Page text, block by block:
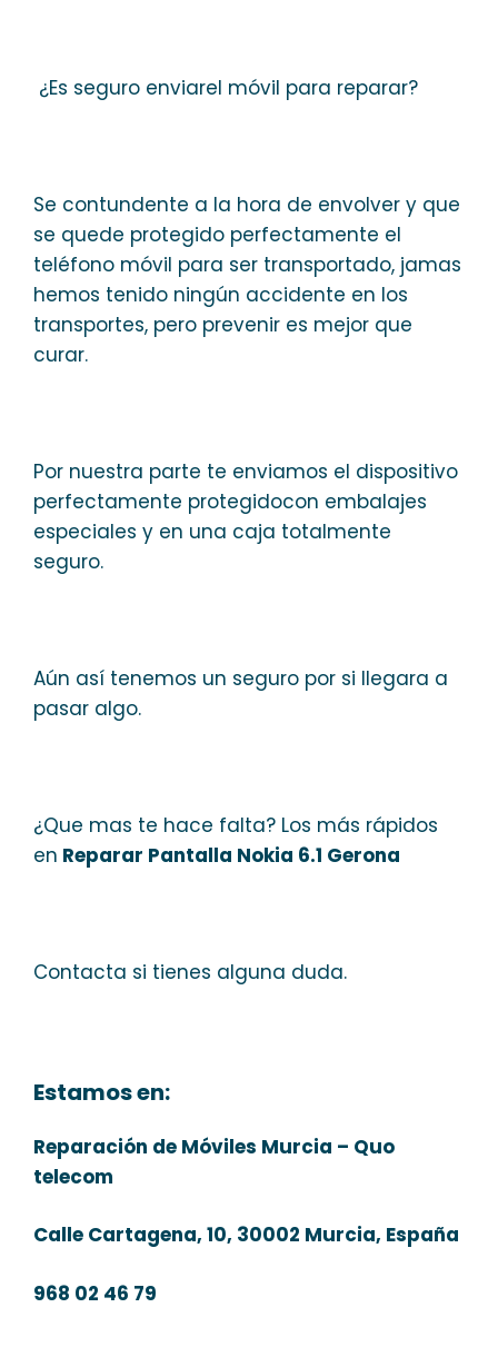
¿Es seguro enviarel móvil para reparar?
Se contundente a la hora de envolver y que
se quede protegido perfectamente el
teléfono móvil para ser transportado, jamas
hemos tenido ningún accidente en los
transportes, pero prevenir es mejor que
curar.
Por nuestra parte te enviamos el dispositivo
perfectamente protegidocon embalajes
especiales y en una caja totalmente
seguro.
Aún así tenemos un seguro por si llegara a
pasar algo.
¿Que mas te hace falta? Los más rápidos
en Reparar Pantalla Nokia 6.1 Gerona
Contacta si tienes alguna duda.
Estamos en:
Reparación de Móviles Murcia – Quo
telecom
Calle Cartagena, 10, 30002 Murcia, España
968 02 46 79